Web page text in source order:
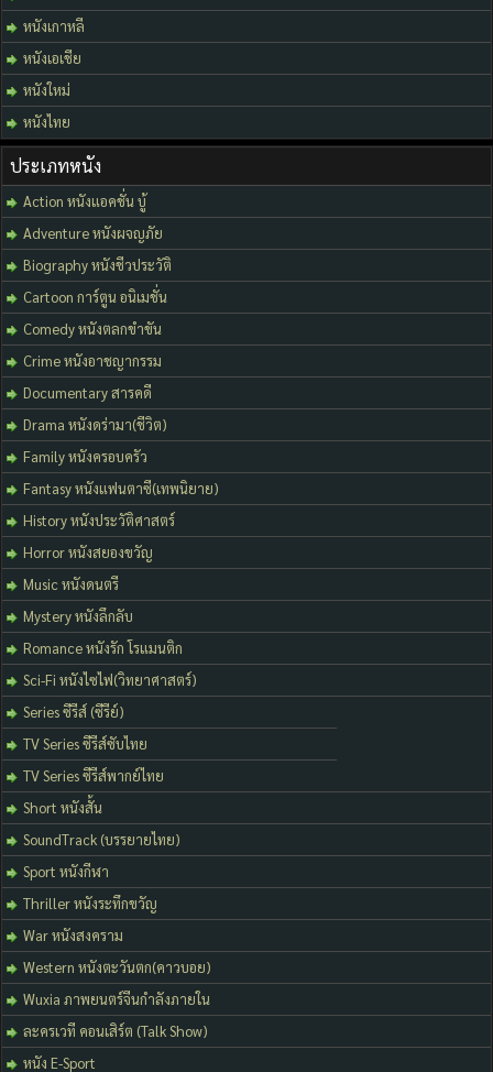
หนังเกาหลี
หนังเอเชีย
หนังใหม่
หนังไทย
ประเภทหนัง
Action หนังแอคชั่น บู้
Adventure หนังผจญภัย
Biography หนังชีวประวัติ
Cartoon การ์ตูน อนิเมชั่น
Comedy หนังตลกขำขัน
Crime หนังอาชญากรรม
Documentary สารคดี
Drama หนังดร่ามา(ชีวิต)
Family หนังครอบครัว
Fantasy หนังแฟนตาซี(เทพนิยาย)
History หนังประวัติศาสตร์
Horror หนังสยองขวัญ
Music หนังดนตรี
Mystery หนังลึกลับ
Romance หนังรัก โรแมนติก
Sci-Fi หนังไซไฟ(วิทยาศาสตร์)
Series ซีรีส์ (ซีรีย์)
TV Series ซีรีส์ซับไทย
TV Series ซีรีส์พากย์ไทย
Short หนังสั้น
SoundTrack (บรรยายไทย)
Sport หนังกีฬา
Thriller หนังระทึกขวัญ
War หนังสงคราม
Western หนังตะวันตก(คาวบอย)
Wuxia ภาพยนตร์จีนกำลังภายใน
ละครเวที คอนเสิร์ต (Talk Show)
หนัง E-Sport